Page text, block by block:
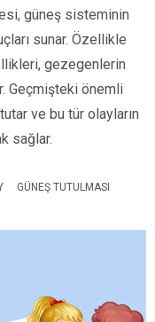
güneş sisteminin
sunar. Özellikle
gezegenlerin
Geçmişteki önemli
ve bu tür olayların
sağlar.
GÜNEŞ TUTULMASI